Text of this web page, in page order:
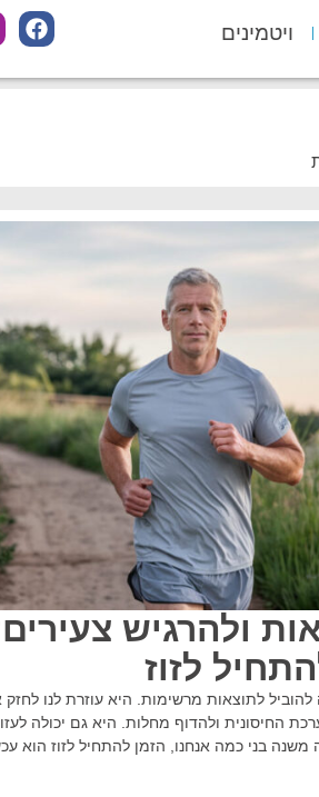
ויטמינים
ולהרגיש
להוביל לתוצאות מרשימות. היא עוזרת לנו
החיסונית ולהדוף מחלות. היא גם יכולה
משנה בני כמה אנחנו, הזמן להתחיל לזוז הוא